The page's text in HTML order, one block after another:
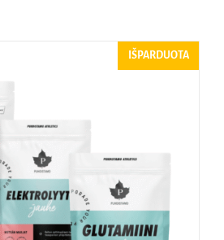
IŠPARDUOTA